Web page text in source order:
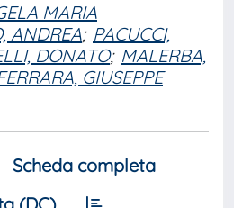
MARIA
ANDREA; PACUCCI,
DONATO; MALERBA,
GIUSEPPE
Scheda completa